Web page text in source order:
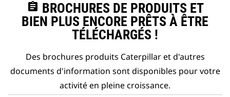
assignment BROCHURES DE PRODUITS ET
BIEN PLUS ENCORE PRÊTS À ÊTRE
TÉLÉCHARGÉS !
Des brochures produits Caterpillar et d'autres
documents d'information sont disponibles pour votre
activité en pleine croissance.